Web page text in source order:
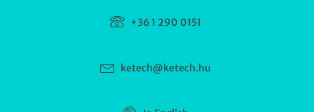
+36 1 290 0151
ketech@ketech.hu